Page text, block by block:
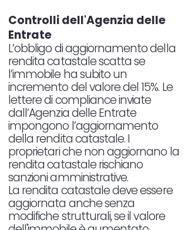
Controlli dell'Agenzia delle
Entrate
L’obbligo di aggiornamento della
rendita catastale scatta se
l’immobile ha subito un
incremento del valore del 15%. Le
lettere di compliance inviate
dall’Agenzia delle Entrate
impongono l’aggiornamento
della rendita catastale. I
proprietari che non aggiornano la
rendita catastale rischiano
sanzioni amministrative.
La rendita catastale deve essere
aggiornata anche senza
modifiche strutturali, se il valore